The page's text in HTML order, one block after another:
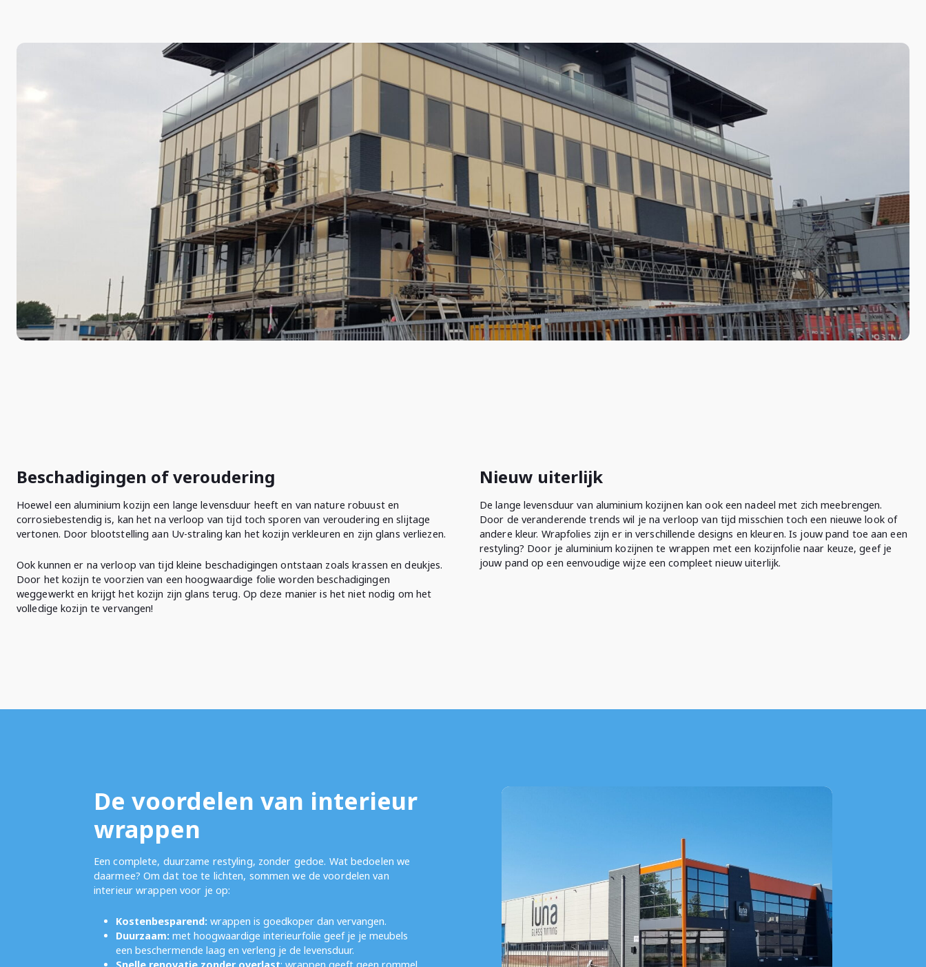
Beschadigingen of veroudering
Hoewel een aluminium kozijn een lange levensduur heeft en van nature robuust en
corrosiebestendig is, kan het na verloop van tijd toch sporen van veroudering en slijtage
vertonen. Door blootstelling aan Uv-straling kan het kozijn verkleuren en zijn glans verliezen.
Ook kunnen er na verloop van tijd kleine beschadigingen ontstaan zoals krassen en deukjes.
Door het kozijn te voorzien van een hoogwaardige folie worden beschadigingen
weggewerkt en krijgt het kozijn zijn glans terug. Op deze manier is het niet nodig om het
volledige kozijn te vervangen!
Nieuw uiterlijk
De lange levensduur van aluminium kozijnen kan ook een nadeel met zich meebrengen.
Door de veranderende trends wil je na verloop van tijd misschien toch een nieuwe look of
andere kleur. Wrapfolies zijn er in verschillende designs en kleuren. Is jouw pand toe aan een
restyling? Door je aluminium kozijnen te wrappen met een kozijnfolie naar keuze, geef je
jouw pand op een eenvoudige wijze een compleet nieuw uiterlijk.
De voordelen van interieur
wrappen
Een complete, duurzame restyling, zonder gedoe. Wat bedoelen we
daarmee? Om dat toe te lichten, sommen we de voordelen van
interieur wrappen voor je op:
Kostenbesparend: wrappen is goedkoper dan vervangen.
Duurzaam: met hoogwaardige interieurfolie geef je je meubels
een beschermende laag en verleng je de levensduur.